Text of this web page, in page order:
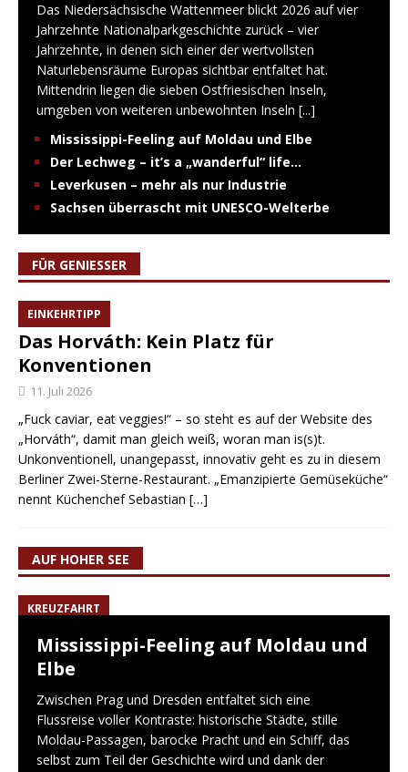
Das Niedersächsische Wattenmeer blickt 2026 auf vier
Jahrzehnte Nationalparkgeschichte zurück – vier
Jahrzehnte, in denen sich einer der wertvollsten
Naturlebensräume Europas sichtbar entfaltet hat.
Mittendrin liegen die sieben Ostfriesischen Inseln,
umgeben von weiteren unbewohnten Inseln [...]
Mississippi-Feeling auf Moldau und Elbe
Der Lechweg – it’s a „wanderful“ life…
Leverkusen – mehr als nur Industrie
Sachsen überrascht mit UNESCO-Welterbe
FÜR GENIESSER
EINKEHRTIPP
Das Horváth: Kein Platz für
Konventionen
11. Juli 2026
„Fuck caviar, eat veggies!“ – so steht es auf der Website des
„Horváth“, damit man gleich weiß, woran man is(s)t.
Unkonventionell, unangepasst, innovativ geht es zu in diesem
Berliner Zwei-Sterne-Restaurant. „Emanzipierte Gemüseküche“
nennt Küchenchef Sebastian […]
AUF HOHER SEE
KREUZFAHRT
Mississippi-Feeling auf Moldau und
Elbe
Zwischen Prag und Dresden entfaltet sich eine
Flussreise voller Kontraste: historische Städte, stille
Moldau-Passagen, barocke Pracht und ein Schiff, das
selbst zum Teil der Geschichte wird und dank der